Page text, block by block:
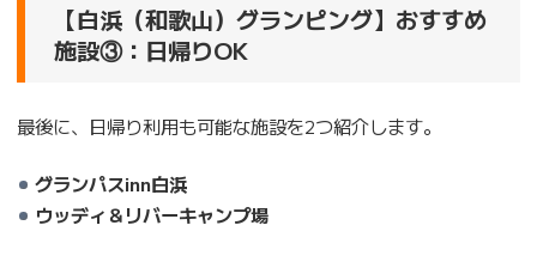
【白浜（和歌山）グランピング】おすすめ
施設③：日帰りOK
最後に、日帰り利用も可能な施設を2つ紹介します。
グランパスinn白浜
ウッディ＆リバーキャンプ場